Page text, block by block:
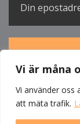
Vi är måna
Vi använder oss
att mäta trafik.
Hem Produkter